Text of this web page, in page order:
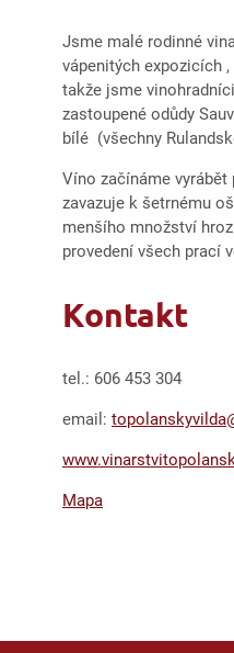
Jsme malé rodinné
vápenitých expozicích
takže jsme
zastoupené odůdy
bílé (všechny
Víno začínáme
zavazuje k šetrnému
menšího množství
provedení všech prací
Kontakt
tel.: 606 453 304
email:
Mapa